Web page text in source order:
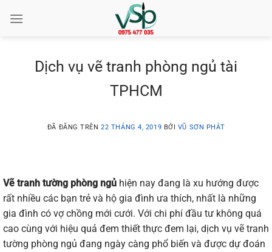
đến
Dịch vụ vẽ tranh phòng ngủ tài
TPHCM
ĐÃ ĐĂNG TRÊN22 THÁNG 4, 2019 BỞI VŨ SƠN PHÁT
Vẽ tranh tường phòng ngủ hiện nay đang là xu hướng được
rất nhiều các bạn trẻ và hộ gia đình ưa thích, nhất là những
gia đình có vợ chồng mới cưới. Với chi phí đầu tư không quá
cao cùng với hiệu quả đem thiết thực đem lại, dịch vụ vẽ tranh
tường phòng ngủ đang ngày càng phổ biến và được dự đoán